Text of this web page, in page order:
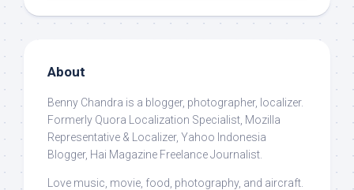
About
Benny Chandra is a blogger, photographer, localizer.
Formerly Quora Localization Specialist, Mozilla
Representative & Localizer, Yahoo Indonesia
Blogger, Hai Magazine Freelance Journalist.
Love music, movie, food, photography, and aircraft.